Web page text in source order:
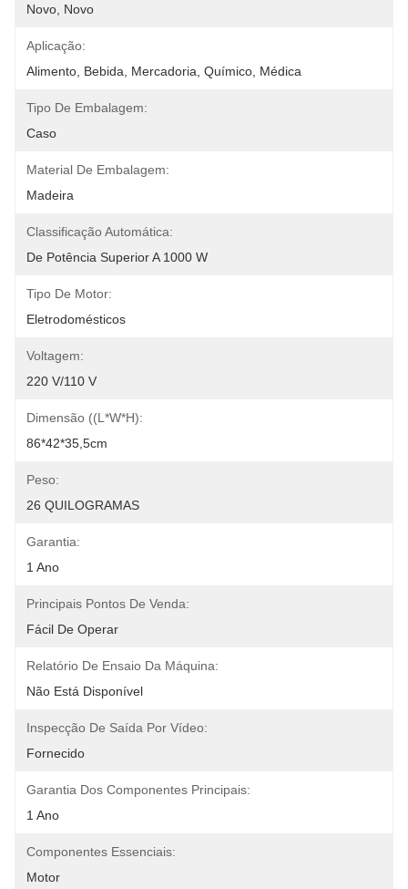
Novo, Novo
Aplicação:
Alimento, Bebida, Mercadoria, Químico, Médica
Tipo De Embalagem:
Caso
Material De Embalagem:
Madeira
Classificação Automática:
De Potência Superior A 1000 W
Tipo De Motor:
Eletrodomésticos
Voltagem:
220 V/110 V
Dimensão ((L*W*H):
86*42*35,5cm
Peso:
26 QUILOGRAMAS
Garantia:
1 Ano
Principais Pontos De Venda:
Fácil De Operar
Relatório De Ensaio Da Máquina:
Não Está Disponível
Inspecção De Saída Por Vídeo:
Fornecido
Garantia Dos Componentes Principais:
1 Ano
Componentes Essenciais:
Motor